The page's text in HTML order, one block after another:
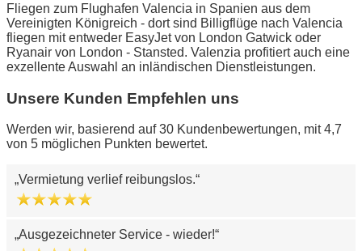
Fliegen zum Flughafen Valencia in Spanien aus dem
Vereinigten Königreich - dort sind Billigflüge nach Valencia
fliegen mit entweder EasyJet von London Gatwick oder
Ryanair von London - Stansted. Valenzia profitiert auch eine
exzellente Auswahl an inländischen Dienstleistungen.
Unsere Kunden Empfehlen uns
Werden wir, basierend auf 30 Kundenbewertungen, mit 4,7
von 5 möglichen Punkten bewertet.
Vermietung verlief reibungslos.
Ausgezeichneter Service - wieder!